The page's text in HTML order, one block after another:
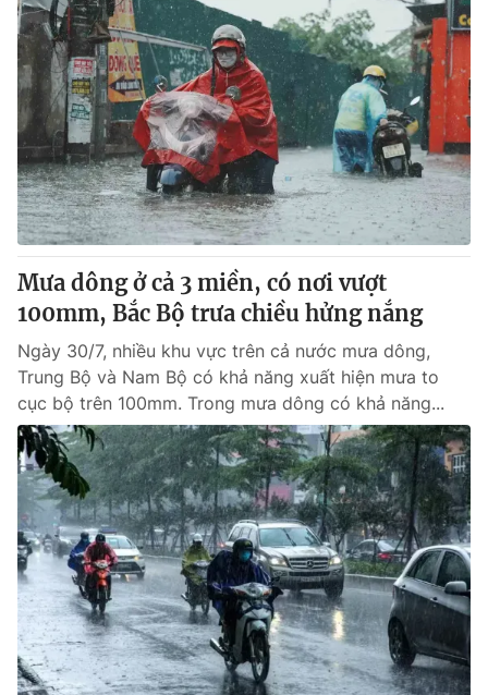
Mưa dông ở cả 3 miền, có nơi vượt
100mm, Bắc Bộ trưa chiều hửng nắng
Ngày 30/7, nhiều khu vực trên cả nước mưa dông,
Trung Bộ và Nam Bộ có khả năng xuất hiện mưa to
cục bộ trên 100mm. Trong mưa dông có khả năng...